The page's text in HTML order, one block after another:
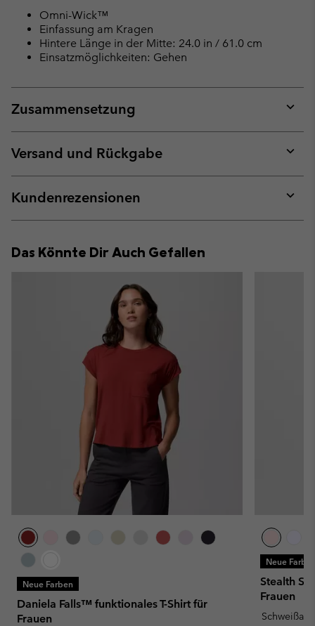
Omni-Wick™
Einfassung am Kragen
Hintere Länge in der Mitte: 24.0 in / 61.0 cm
Einsatzmöglichkeiten: Gehen
Zusammensetzung
or
Versand und Rückgabe
or
Kundenrezensionen
or
Das Könnte Dir Auch Gefallen
Neue Farben
Daniela Falls™ funktionales T-Shirt für
Frauen
Neue
Stealth
Frauen